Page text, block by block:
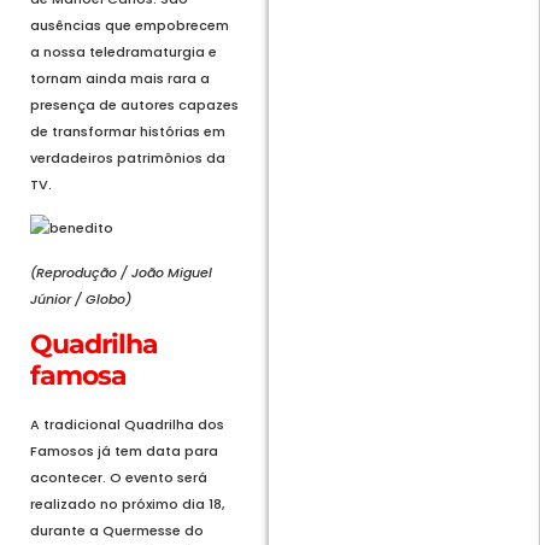
ausências que empobrecem
a nossa teledramaturgia e
tornam ainda mais rara a
presença de autores capazes
de transformar histórias em
verdadeiros patrimônios da
TV.
(Reprodução / João Miguel
Júnior / Globo)
Quadrilha
famosa
A tradicional Quadrilha dos
Famosos já tem data para
acontecer. O evento será
realizado no próximo dia 18,
durante a Quermesse do